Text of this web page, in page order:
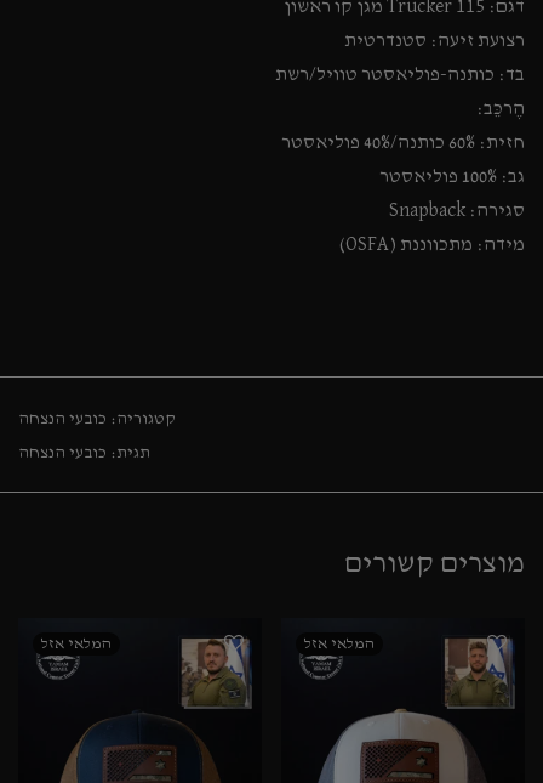
דגם: Trucker 115 מגן קו ראשון
רצועת זיעה: סטנדרטית
בד: כותנה-פוליאסטר טוויל/רשת
הֶרכֵּב:
חזית: 60% כותנה/40% פוליאסטר
גב: 100% פוליאסטר
סגירה: Snapback
מידה: מתכווננת (OSFA)
קטגוריה: כובעי הנצחה
תגית: כובעי הנצחה
מוצרים קשורים